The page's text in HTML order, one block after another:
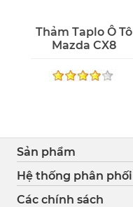
Thảm Taplo Ô Tô
Mazda CX8
Sản phẩm
Hệ thống phân phối
Các chính sách